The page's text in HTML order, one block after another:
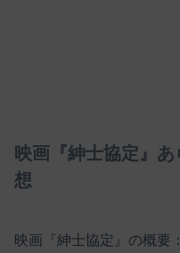
映画『紳士協定』
想
映画『紳士協定』の概要